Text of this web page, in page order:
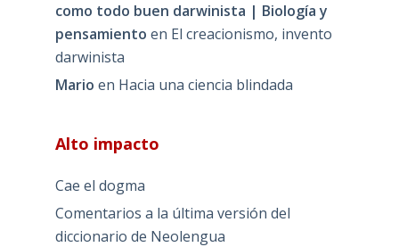
como todo buen darwinista | Biología y
pensamiento en El creacionismo, invento
darwinista
Mario en Hacia una ciencia blindada
Alto impacto
Cae el dogma
Comentarios a la última versión del
diccionario de Neolengua